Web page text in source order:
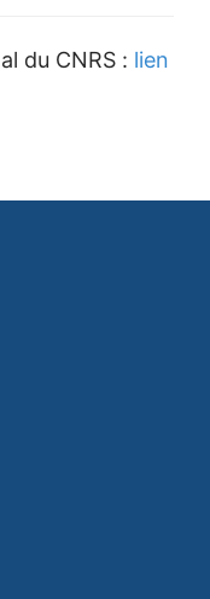
du CNRS : lien